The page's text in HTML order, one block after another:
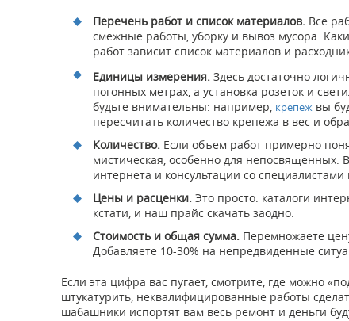
Перечень работ и список материалов. Все
смежные работы, уборку и вывоз мусора.
работ зависит список материалов и
Единицы измерения. Здесь достаточно
погонных метрах, а установка розеток и
будьте внимательны: например, крепеж вы
пересчитать количество крепежа в вес и
Количество. Если объем работ примерно
мистическая, особенно для непосвященных.
интернета и консультации со
Цены и расценки. Это просто: каталоги
кстати, и наш прайс скачать заодно.
Стоимость и общая сумма. Перемножаете
Добавляете 10-30% на непредвиденные
Если эта цифра вас пугает, смотрите, где можно
штукатурить, неквалифицированные работы
шабашники испортят вам весь ремонт и деньги